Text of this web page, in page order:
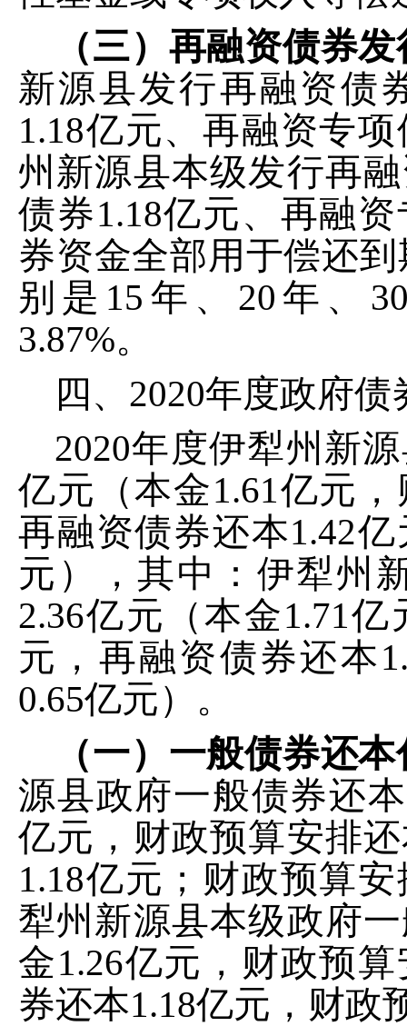
（三）再融资债券
新源县发行再融资债
1.18亿元、再融资专项
州新源县本级发行再
债券1.18亿元、再融
券资金全部用于偿还
别是 15 年 、 20年 、
3.87%。
四、 2020年度政府债
2020年度伊犁州新
亿元（本金1.61亿元，
再融资债券还本1.42亿
元），其中： 伊犁州
2.36亿元（本金1.71亿
元 ， 再融资债券还本
0.65亿元）。
（一）一般债券还
源县政府一般债券还
亿元， 财政预算安排
1.18亿元 ； 财政预算
犁州新源县本级政府
金1.26亿元， 财政预
券还本1.18亿元 ， 财政